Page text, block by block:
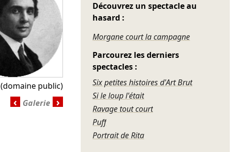
(domaine public)
‹ ›
Découvrez un spectacle au
hasard :
Morgane court la campagne
Parcourez les derniers
spectacles :
Six petites histoires d'Art Brut
Si le loup l'était
Ravage tout court
Puff
Portrait de Rita